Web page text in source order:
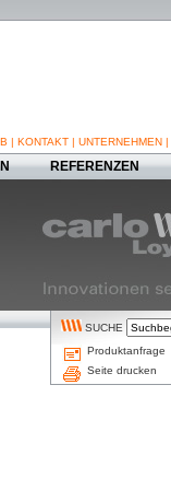
| KONTAKT | UNTERNEHMEN |
REFERENZEN
SUCHE
Produktanfrage
Seite drucken